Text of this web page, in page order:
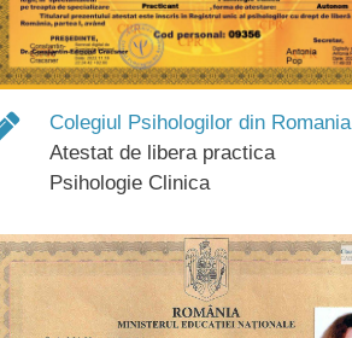
Colegiul Psihologilor din Romania
Atestat de libera practica
Psihologie Clinica